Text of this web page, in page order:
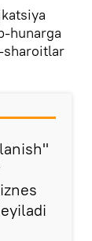
hunarga
sharoitlar